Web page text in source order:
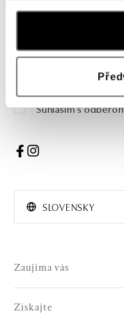
Súhlasím s
SLOVENSKY
Zaujíma vás
Získajte